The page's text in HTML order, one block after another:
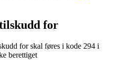
for
for skal føres i kode 294 i
berettiget